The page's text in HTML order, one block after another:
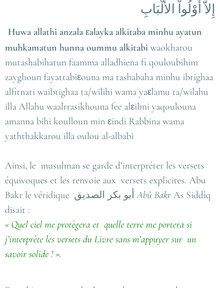
إِلاَّ أُوْلُواْ الألْبَابِ
Huwa allathi anzala εalayka alkitaba minhu ayatun
muhkamatun hunna oummu alkitabi waokharou
mutashabihatun faamma alladhiena fi qouloubihim
zayghoun fayattabiεouna ma tashabaha minhu ibtighaa
alfitnati waibtighaa ta/wilihi wama yaεlamu ta/wilahu
illa Allahu waalrrasikhouna fee alεilmi yaqoulouna
amanna bihi koulloun min εindi Rabbina wama
yaththakkarou illa oulou al-albabi
Ainsi, le musulman se garde d’interpréter les versets
équivoques et les renvoie aux versets explicites. Abu
Bakr le véridique أبو بكر الصديقAbû Bakr As Siddîq
disait :
« Quel ciel me protègera et quelle terre me portera si
j’interprète les versets du Livre sans m’appuyer sur un
savoir solide ! ».